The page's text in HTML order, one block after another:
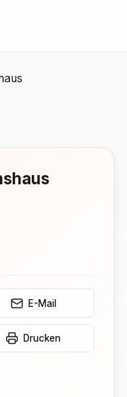
E-Mail
Drucken